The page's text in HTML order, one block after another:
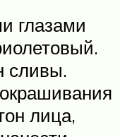
глазами
сливы.
лица,